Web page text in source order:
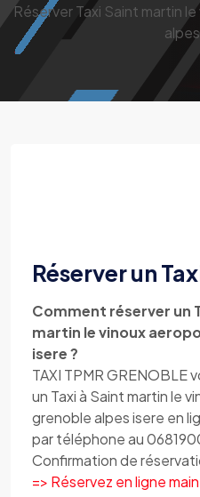
Réserver Taxi Saint martin
Réserver un
Comment réserver un
martin le vinoux
isere ?
TAXI TPMR GRENOBLE
un Taxi à Saint martin le
grenoble alpes isere en
par téléphone au
Confirmation de
=> Réservez en ligne